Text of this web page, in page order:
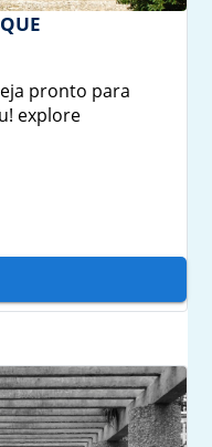
pronto para
explore